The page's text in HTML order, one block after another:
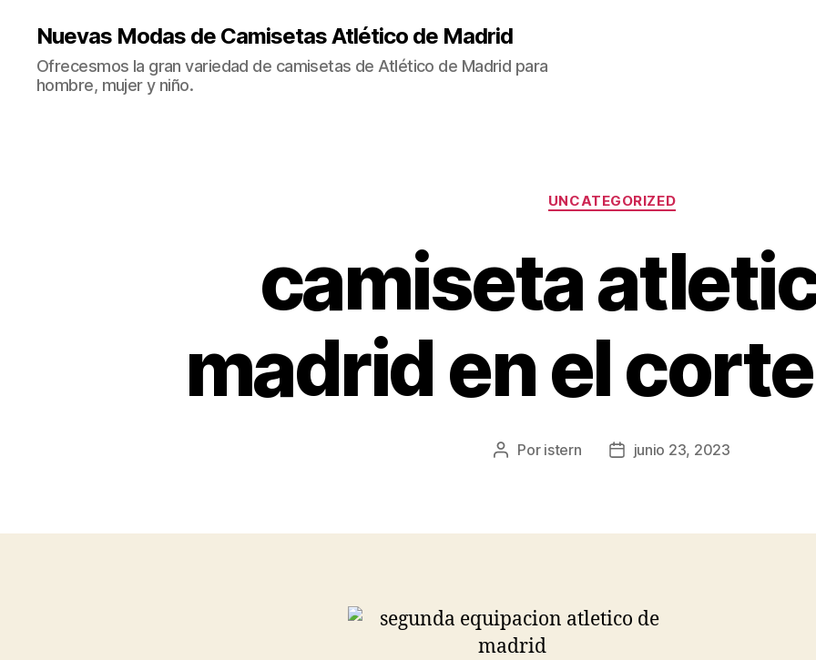
Nuevas Modas de Camisetas Atlético de Madrid
Ofrecesmos la gran variedad de camisetas de Atlético de Madrid para
hombre, mujer y niño.
Categorías
UNCATEGORIZED
camiseta
madrid en el
Autor
Por istern
Fechajunio 23, 2023